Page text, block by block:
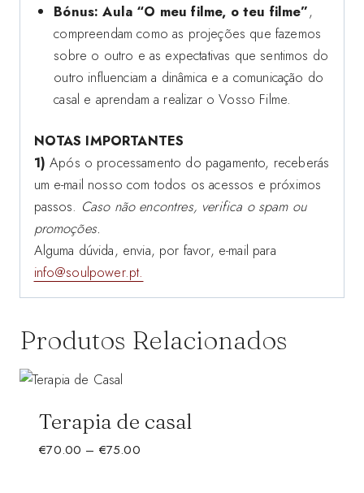
Bónus: Aula “O meu filme, o teu filme”,
compreendam como as projeções que fazemos
sobre o outro e as expectativas que sentimos do
outro influenciam a dinâmica e a comunicação do
casal e aprendam a realizar o Vosso Filme.
NOTAS IMPORTANTES
1) Após o processamento do pagamento, receberás
um e-mail nosso com todos os acessos e próximos
passos. Caso não encontres, verifica o spam ou
promoções.
Alguma dúvida, envia, por favor, e-mail para
info@soulpower.pt.
Produtos Relacionados
Terapia de casal
€70.00 – €75.00Price